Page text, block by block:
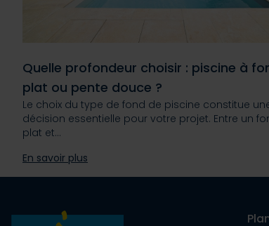
Quelle profondeur choisir : piscine à
plat ou pente douce ?
Le choix du type de fond de piscine constitue
décision essentielle pour votre projet. Entre un
plat et…
En savoir plus